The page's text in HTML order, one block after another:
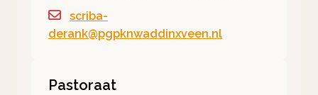
scriba-
derank@pgpknwaddinxveen.nl
Pastoraat